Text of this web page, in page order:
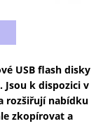
USB flash disky
Jsou k dispozici v
rozšiřují nabídku
zkopírovat a